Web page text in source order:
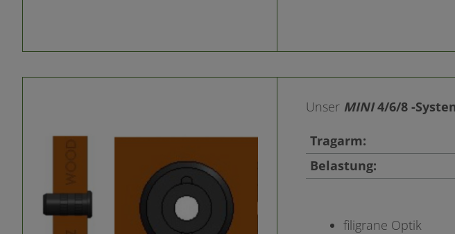
Unser MINI4/6/8 -
Tragarm:
Belastung:
filigrane Optik